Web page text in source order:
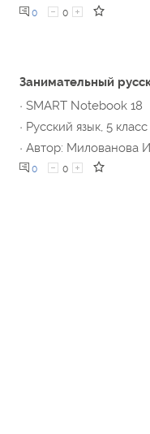
0 0
Занимательный
· SMART Notebook 18
· Русский язык, 5 класс
· Автор: Милованова
0 0